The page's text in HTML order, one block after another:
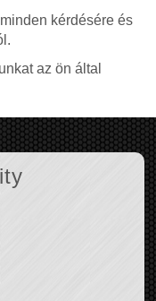
kérdésére és
az ön által